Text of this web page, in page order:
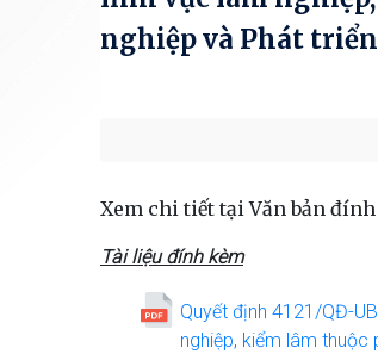
nghiệp và Phát
Xem chi tiết tại Văn bản
Tài liệu đính kèm
Quyết định 4121/QĐ-
nghiệp, kiểm lâm